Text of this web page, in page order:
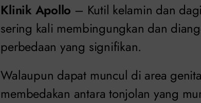
Klinik Apollo – Kutil kelamin dan
sering kali membingungkan dan
perbedaan yang signifikan.
Walaupun dapat muncul di area
membedakan antara tonjolan yang